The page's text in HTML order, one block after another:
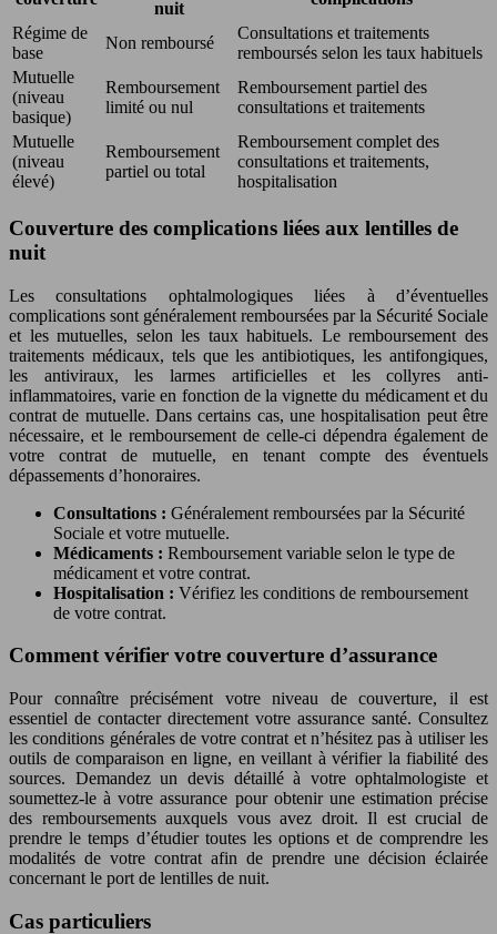
nuit
Régime de
base
Non remboursé
Consultations et traitements
remboursés selon les taux habituels
Mutuelle
(niveau
basique)
Remboursement
limité ou nul
Remboursement partiel des
consultations et traitements
Mutuelle
(niveau
élevé)
Remboursement
partiel ou total
Remboursement complet des
consultations et traitements,
hospitalisation
Couverture des complications liées aux lentilles de
nuit
Les consultations ophtalmologiques liées à d’éventuelles
complications sont généralement remboursées par la Sécurité Sociale
et les mutuelles, selon les taux habituels. Le remboursement des
traitements médicaux, tels que les antibiotiques, les antifongiques,
les antiviraux, les larmes artificielles et les collyres anti-
inflammatoires, varie en fonction de la vignette du médicament et du
contrat de mutuelle. Dans certains cas, une hospitalisation peut être
nécessaire, et le remboursement de celle-ci dépendra également de
votre contrat de mutuelle, en tenant compte des éventuels
dépassements d’honoraires.
Consultations : Généralement remboursées par la Sécurité
Sociale et votre mutuelle.
Médicaments : Remboursement variable selon le type de
médicament et votre contrat.
Hospitalisation : Vérifiez les conditions de remboursement
de votre contrat.
Comment vérifier votre couverture d’assurance
Pour connaître précisément votre niveau de couverture, il est
essentiel de contacter directement votre assurance santé. Consultez
les conditions générales de votre contrat et n’hésitez pas à utiliser les
outils de comparaison en ligne, en veillant à vérifier la fiabilité des
sources. Demandez un devis détaillé à votre ophtalmologiste et
soumettez-le à votre assurance pour obtenir une estimation précise
des remboursements auxquels vous avez droit. Il est crucial de
prendre le temps d’étudier toutes les options et de comprendre les
modalités de votre contrat afin de prendre une décision éclairée
concernant le port de lentilles de nuit.
Cas particuliers